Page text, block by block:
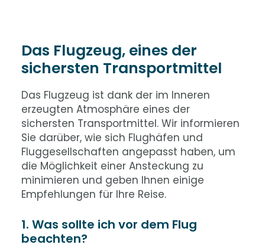
Das Flugzeug, eines der
sichersten Transportmittel
Das Flugzeug ist dank der im Inneren
erzeugten Atmosphäre eines der
sichersten Transportmittel. Wir informieren
Sie darüber, wie sich Flughäfen und
Fluggesellschaften angepasst haben, um
die Möglichkeit einer Ansteckung zu
minimieren und geben Ihnen einige
Empfehlungen für Ihre Reise.
1. Was sollte ich vor dem Flug
beachten?